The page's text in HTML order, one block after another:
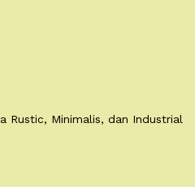
Rustic, Minimalis, dan Industrial